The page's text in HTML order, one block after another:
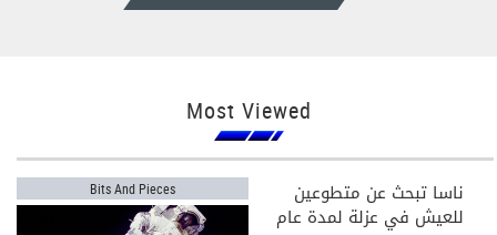
Most Viewed
Bits And Pieces ناسا تبحث عن متطوعين
للعيش في عزلة لمدة عام